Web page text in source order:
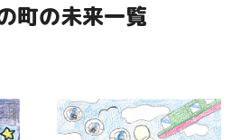
町の未来一覧